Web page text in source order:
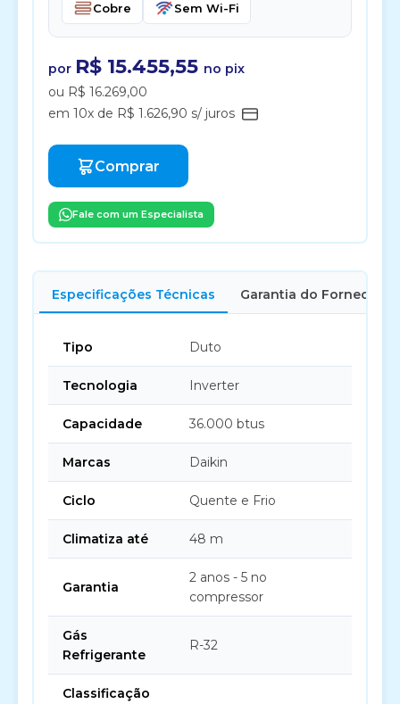
Cobre Sem Wi-Fi
por R$ 15.455,55 no pix
ou R$ 16.269,00
em 10x de R$ 1.626,90 s/ juros
Comprar
Fale com um Especialista
Especificações Técnicas Garantia do Fornecedor
Tipo Duto
Tecnologia Inverter
Capacidade 36.000 btus
Marcas Daikin
Ciclo Quente e Frio
Climatiza até 48 m
Garantia
2 anos - 5 no
compressor
Gás
Refrigerante
R-32
Classificação